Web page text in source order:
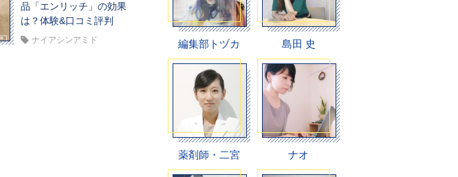
品「エンリッチ」の効果
は？体験&口コミ評判
ナイアシンアミド 編集部トヅカ 島田 史
薬剤師・二宮 ナオ